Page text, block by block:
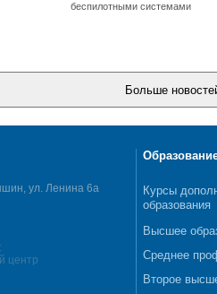
беспилотными системами
ул. Ленина 6а
центр
Курсы
образования
Высшее
Среднее
Второе